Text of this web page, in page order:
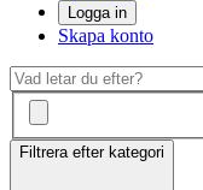
Logga in
Skapa konto
Filtrera efter kategori